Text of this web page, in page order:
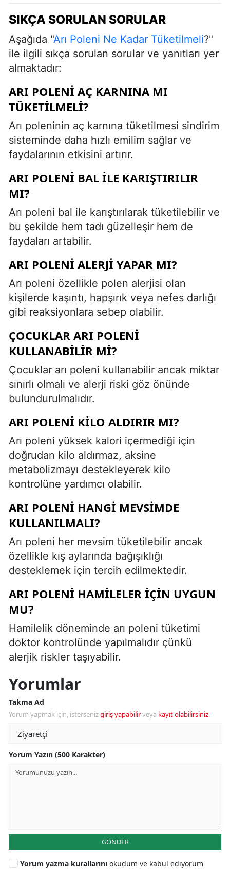
SIKÇA SORULAN SORULAR
Aşağıda "Arı Poleni Ne Kadar Tüketilmeli?"
ile ilgili sıkça sorulan sorular ve yanıtları yer
almaktadır:
ARI POLENI AÇ KARNINA MI
TÜKETILMELI?
Arı poleninin aç karnına tüketilmesi sindirim
sisteminde daha hızlı emilim sağlar ve
faydalarının etkisini artırır.
ARI POLENI BAL ILE KARIŞTIRILIR
MI?
Arı poleni bal ile karıştırılarak tüketilebilir ve
bu şekilde hem tadı güzelleşir hem de
faydaları artabilir.
ARI POLENI ALERJI YAPAR MI?
Arı poleni özellikle polen alerjisi olan
kişilerde kaşıntı, hapşırık veya nefes darlığı
gibi reaksiyonlara sebep olabilir.
ÇOCUKLAR ARI POLENI
KULLANABILIR MI?
Çocuklar arı poleni kullanabilir ancak miktar
sınırlı olmalı ve alerji riski göz önünde
bulundurulmalıdır.
ARI POLENI KILO ALDIRIR MI?
Arı poleni yüksek kalori içermediği için
doğrudan kilo aldırmaz, aksine
metabolizmayı destekleyerek kilo
kontrolüne yardımcı olabilir.
ARI POLENI HANGI MEVSIMDE
KULLANILMALI?
Arı poleni her mevsim tüketilebilir ancak
özellikle kış aylarında bağışıklığı
desteklemek için tercih edilmektedir.
ARI POLENI HAMILELER IÇIN UYGUN
MU?
Hamilelik döneminde arı poleni tüketimi
doktor kontrolünde yapılmalıdır çünkü
alerjik riskler taşıyabilir.
Yorumlar
Takma Ad
Yorum yapmak için, istersenizgiriş yapabilirveya kayıt olabilirsiniz.
Yorum Yazın (500 Karakter)
GÖNDER
Yorum yazma kurallarını okudum ve kabul ediyorum